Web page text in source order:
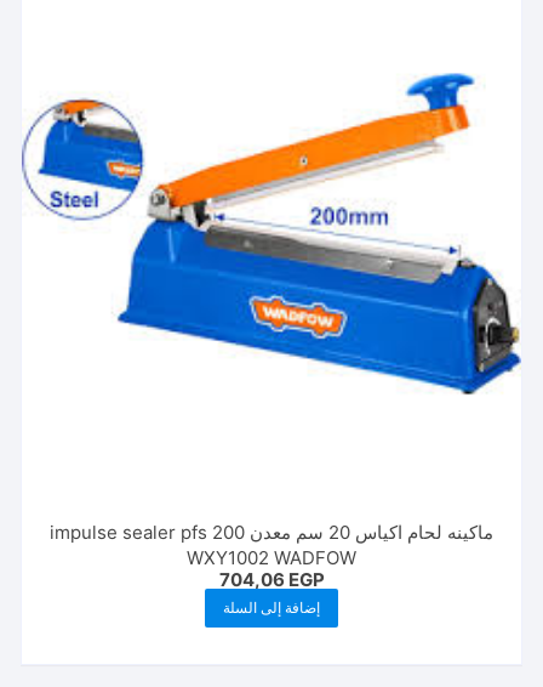
ماكينه لحام اكياس 20 سم معدن impulse sealer pfs 200
WXY1002 WADFOW
704,06 EGP
إضافة إلى السلة